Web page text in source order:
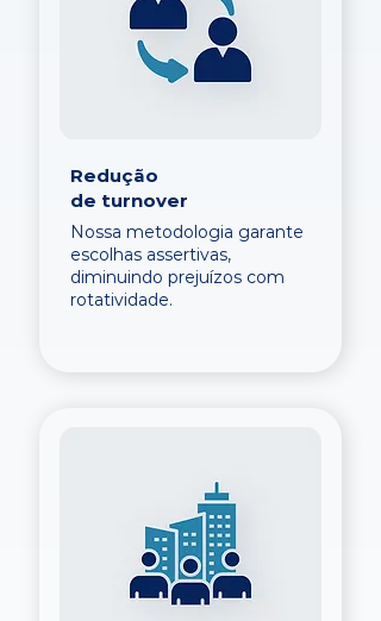
Redução
de turnover
Nossa metodologia garante
escolhas assertivas,
diminuindo prejuízos com
rotatividade.